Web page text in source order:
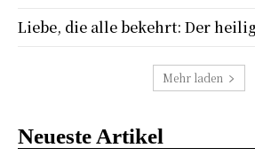
Neueste Artikel
Liebe, die alle bekehrt: Der
Mehr laden